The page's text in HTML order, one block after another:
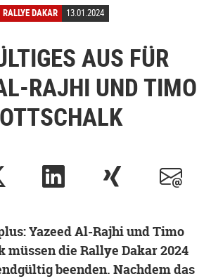
RALLYE DAKAR 13.01.2024
AUS FÜR
RAJHI UND TIMO
Yazeed Al-Rajhi und Timo
müssen die Rallye Dakar 2024
beenden. Nachdem das